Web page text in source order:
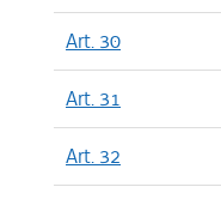
Art. 30
Art. 31
Art. 32